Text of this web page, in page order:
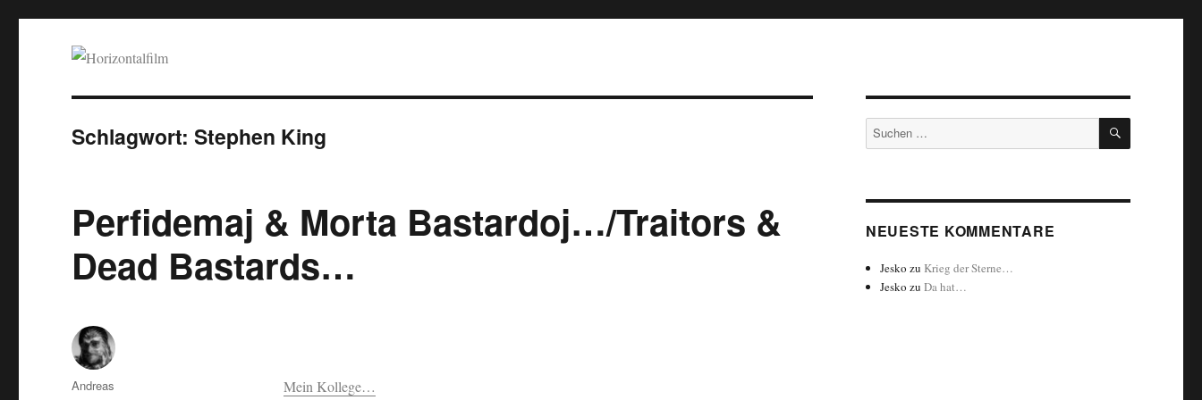
Schlagwort:Stephen King
Perfidemaj & Morta Bastardoj…/Traitors &
Dead Bastards…
Mein Kollege…
Autor
Andreas
Suchen
nach:
SUCHEN
NEUESTE KOMMENTARE
Jesko zu Krieg der Sterne…
Jesko zuDa hat…